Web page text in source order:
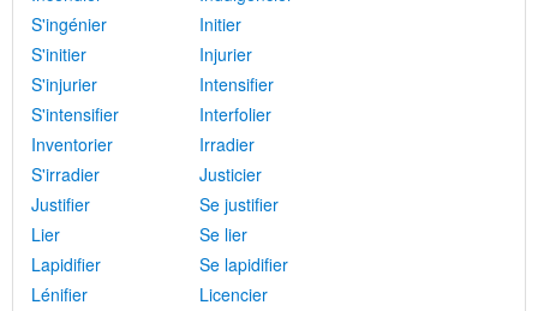
S'ingénier
Initier
S'initier
Injurier
S'injurier
Intensifier
S'intensifier
Interfolier
Inventorier
Irradier
S'irradier
Justicier
Justifier
Se justifier
Lier
Se lier
Lapidifier
Se lapidifier
Lénifier
Licencier